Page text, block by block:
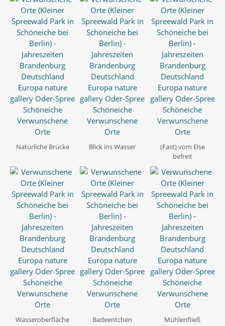
Natürliche Brücke Blick ins Wasser
(Fast) vom Eise
befreit
Wasseroberfläche Badeentchen Mühlenfließ